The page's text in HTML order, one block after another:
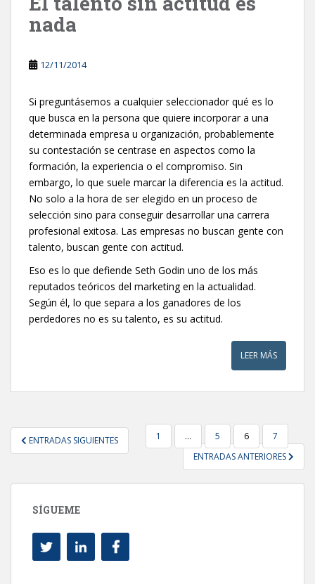
nada
12/11/2014
Si preguntásemos a cualquier seleccionador qué es lo
que busca en la persona que quiere incorporar a una
determinada empresa u organización, probablemente
su contestación se centrase en aspectos como la
formación, la experiencia o el compromiso. Sin
embargo, lo que suele marcar la diferencia es la actitud.
No solo a la hora de ser elegido en un proceso de
selección sino para conseguir desarrollar una carrera
profesional exitosa. Las empresas no buscan gente con
talento, buscan gente con actitud.
Eso es lo que defiende Seth Godin uno de los más
reputados teóricos del marketing en la actualidad.
Según él, lo que separa a los ganadores de los
perdedores no es su talento, es su actitud.
LEER MÁS
NAVEGACIÓN
DE
ENTRADAS SIGUIENTES 1 … 5 6
7
ENTRADAS ANTERIORES
SÍGUEME